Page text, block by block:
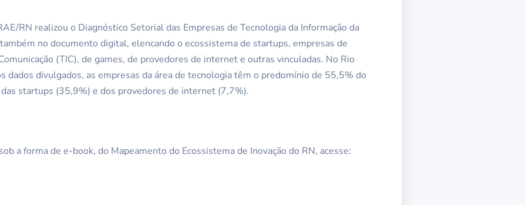
RN realizou o Diagnóstico Setorial das Empresas de Tecnologia da Informação da
no documento digital, elencando o ecossistema de startups, empresas de
(TIC), de games, de provedores de internet e outras vinculadas. No Rio
dados divulgados, as empresas da área de tecnologia têm o predomínio de 55,5% do
startups (35,9%) e dos provedores de internet (7,7%).
a forma de e-book, do Mapeamento do Ecossistema de Inovação do RN, acesse: